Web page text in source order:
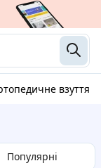
взуття
Популярні